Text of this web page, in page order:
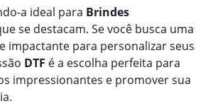
a ideal para Brindes
se destacam. Se você busca uma
impactante para personalizar seus
DTF é a escolha perfeita para
impressionantes e promover sua